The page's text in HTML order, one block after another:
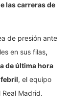
las carreras de
de presión ante
en sus filas,
de última hora
, el equipo
Madrid.